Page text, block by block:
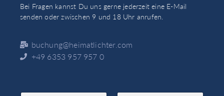
Bei Fragen kannst Du uns gerne jederzeit eine E-Mail
senden oder zwischen 9 und 18 Uhr anrufen.
buchung@heimatlichter.com
+49 6353 957 957 0